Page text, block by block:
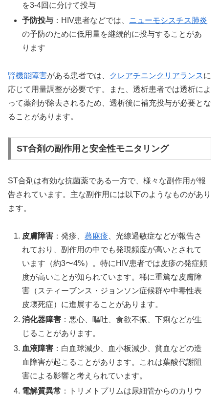
を3-4回に分けて投与
予防投与 ：HIV患者などでは、 ニューモシスチス肺炎
の予防のために低用量を継続的に投与することがあ
ります
腎機能障害がある患者では、 クレアチニンクリアランスに
応じて用量調整が必要です。また、透析患者では透析によ
って薬剤が除去されるため、透析後に補充投与が必要とな
ることがあります。
ST合剤の副作用と安全性モニタリング
ST合剤は有効な抗菌薬である一方で、様々な副作用が報
告されています。主な副作用には以下のようなものがあり
ます。
皮膚障害 ：発疹、蕁麻疹 、光線過敏症などが報告さ
れており、副作用の中でも発現頻度が高いとされて
います（約3〜4%）。特にHIV患者では皮疹の発症頻
度が高いことが知られています。稀に重篤な皮膚障
害（スティーブンス・ジョンソン症候群や中毒性表
皮壊死症）に進展することがあります。
消化器障害 ：悪心、嘔吐、食欲不振、下痢などが生
じることがあります。
血液障害 ：白血球減少、血小板減少、貧血などの造
血障害が起こることがあります。これは葉酸代謝阻
害による影響と考えられています。
電解質異常 ：トリメトプリムは尿細管からのカリウ